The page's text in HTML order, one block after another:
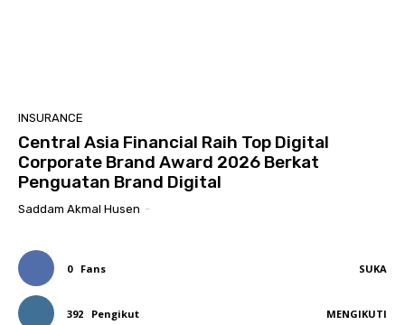
INSURANCE
Central Asia Financial Raih Top Digital
Corporate Brand Award 2026 Berkat
Penguatan Brand Digital
Saddam Akmal Husen -
0 Fans SUKA
392 Pengikut MENGIKUTI